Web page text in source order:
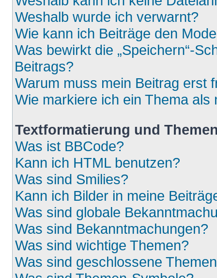
Weshalb wurde ich verwarnt?
Wie kann ich Beiträge den
Was bewirkt die „Speichern“-
Beitrags?
Warum muss mein Beitrag erst
Wie markiere ich ein Thema als
Textformatierung und
Was ist BBCode?
Kann ich HTML benutzen?
Was sind Smilies?
Kann ich Bilder in meine
Was sind globale
Was sind Bekanntmachungen?
Was sind wichtige Themen?
Was sind geschlossene